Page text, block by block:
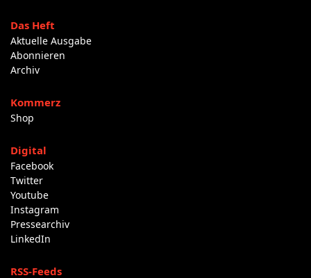
Das Heft
Aktuelle Ausgabe
Abonnieren
Archiv
Kommerz
Shop
Digital
Facebook
Twitter
Youtube
Instagram
Pressearchiv
LinkedIn
RSS-Feeds